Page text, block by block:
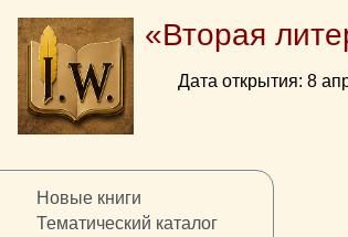
«Вторая
Дата открытия: 8
Новые книги
Тематический каталог